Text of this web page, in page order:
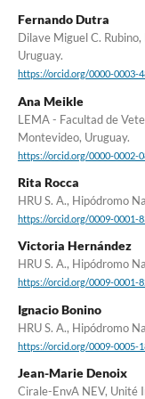
Fernando Dutra
Dilave Miguel C.
Uruguay.
https://orcid.org/0000-0003-
Ana Meikle
LEMA - Facultad de
Montevideo, Uruguay.
https://orcid.org/0000-0002-
Rita Rocca
HRU S. A., Hipódromo
https://orcid.org/0009-0001-
Victoria Hernández
HRU S. A., Hipódromo
https://orcid.org/0009-0001-
Ignacio Bonino
HRU S. A., Hipódromo
https://orcid.org/0009-0005-
Jean-Marie Denoix
Cirale-EnvA NEV, Unité